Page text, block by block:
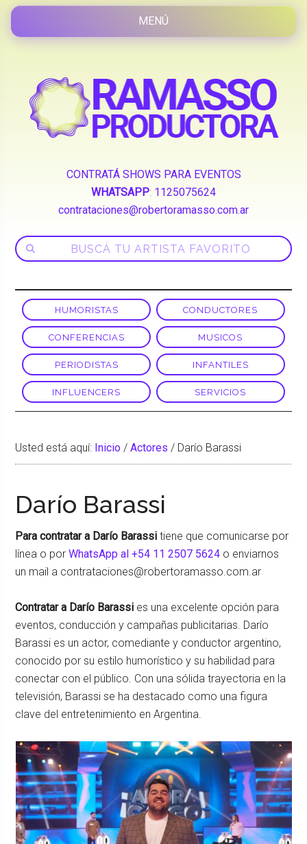
CONTRATÁ SHOWS PARA EVENTOS
WHATSAPP: 1125075624
contrataciones@robertoramasso.com.ar
HUMORISTAS CONDUCTORES
CONFERENCIAS MUSICOS
PERIODISTAS INFANTILES
INFLUENCERS SERVICIOS
Usted está aquí: Inicio / Actores / Darío Barassi
Darío Barassi
Para contratar a Darío Barassi tiene que comunicarse por
línea o porWhatsApp al +54 11 2507 5624 o enviarnos
un mail a contrataciones@robertoramasso.com.ar
Contratar a Darío Barassi es una excelente opción para
eventos, conducción y campañas publicitarias. Darío
Barassi es un actor, comediante y conductor argentino,
conocido por su estilo humorístico y su habilidad para
conectar con el público. Con una sólida trayectoria en la
televisión, Barassi se ha destacado como una figura
clave del entretenimiento en Argentina.